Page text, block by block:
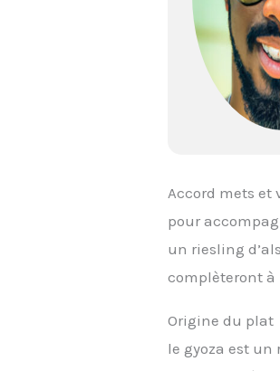
Accord mets et
pour
un riesling
complèteront à
Origine du plat
le gyoza est